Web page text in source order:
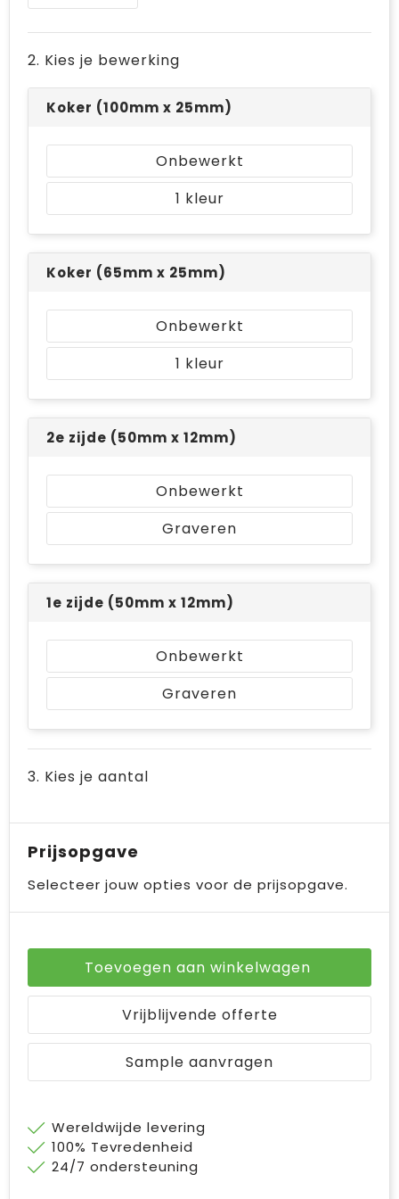
Bodywarmers
Ondergoed en Sokken
Ademhalingsbescherming
Jute tassen
Laptop hoezen en tassen
Schoudertassen
2. Kies je bewerking
Koker (100mm x 25mm)
Onbewerkt
1
Koker (65mm x 25mm)
Onbewerkt
1
2e zijde (50mm x 12mm)
Onbewerkt
Graveren
1e zijde (50mm x 12mm)
Onbewerkt
Graveren
3. Kies je aantal
Prijsopgave
Selecteer jouw opties voor de prijsopgave.
Toevoegen aan winkelwagen
Vrijblijvende offerte
Sample aanvragen
Wereldwijde levering
100% Tevredenheid
24/7 ondersteuning